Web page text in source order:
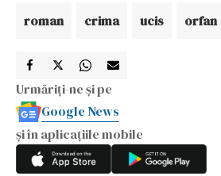
roman crima ucis orfan
Urmăriți-ne și pe
Google News
și în aplicațiile mobile